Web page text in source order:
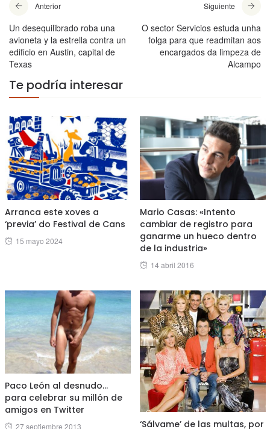
Anterior
Un desequilibrado roba una
avioneta y la estrella contra un
edificio en Austin, capital de
Texas
Siguiente
O sector Servicios estuda unha
folga para que readmitan aos
encargados da limpeza de
Alcampo
Te podría interesar
Arranca este xoves a
‘previa’ do Festival de Cans
Posted
15 mayo 2024
Mario Casas: «Intento
cambiar de registro para
ganarme un hueco dentro
de la industria»
Posted
14 abril 2016
Paco León al desnudo…
para celebrar su millón de
amigos en Twitter
Posted
27 septiembre 2013 ‘Sálvame’ de las multas, por